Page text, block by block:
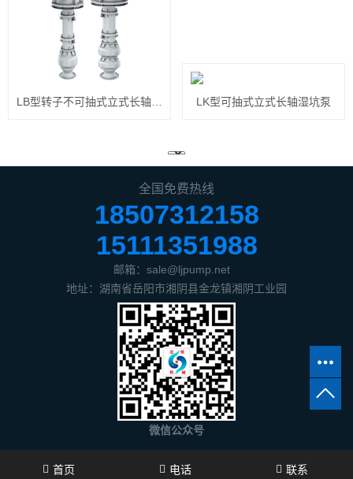
LK型可抽式立式长轴湿坑泵
全国免费热线
18507312158
15111351988
邮箱：sale@ljpump.net
地址：湖南省岳阳市湘阴县金龙镇湘阴工业园
微信公众号
首页 电话 联系